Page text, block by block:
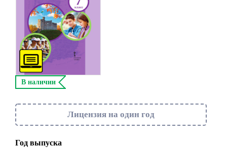
В наличии
Лицензия на один год
Год выпуска